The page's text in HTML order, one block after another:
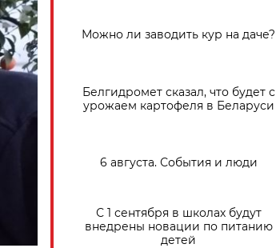
Можно ли заводить кур на даче?
Белгидромет сказал, что будет с
урожаем картофеля в Беларуси
6 августа. События и люди
С 1 сентября в школах будут
внедрены новации по питанию
детей